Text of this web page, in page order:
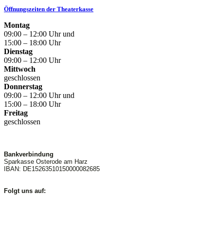
Öffnungszeiten der Theaterkasse
Montag
09:00 – 12:00 Uhr und
15:00 – 18:00 Uhr
Dienstag
09:00 – 12:00 Uhr
Mittwoch
geschlossen
Donnerstag
09:00 – 12:00 Uhr und
15:00 – 18:00 Uhr
Freitag
geschlossen
Bankverbindung
Sparkasse Osterode am Harz
IBAN: DE15263510150000082685
Folgt uns auf: